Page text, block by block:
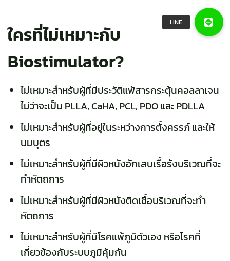
ใครที่ไม่เหมาะกับ
Biostimulator?
ไม่เหมาะสำหรับผู้ที่มีประวัติแพ้สารกระตุ้นคอลลาเจน
ไม่ว่าจะเป็น PLLA,CaHA, PCL, PDO และPDLLA
ไม่เหมาะสำหรับผู้ที่อยู่ในระหว่างการตั้งครรภ์ และให้
นมบุตร
ไม่เหมาะสำหรับผู้ที่มีผิวหนังอักเสบเรื้อรังบริเวณที่จะ
ทำหัตถการ
ไม่เหมาะสำหรับผู้ที่มีผิวหนังติดเชื้อบริเวณที่จะทำ
หัตถการ
ไม่เหมาะสำหรับผู้ที่มีโรคแพ้ภูมิตัวเอง หรือโรคที่
เกี่ยวข้องกับระบบภูมิคุ้มกัน